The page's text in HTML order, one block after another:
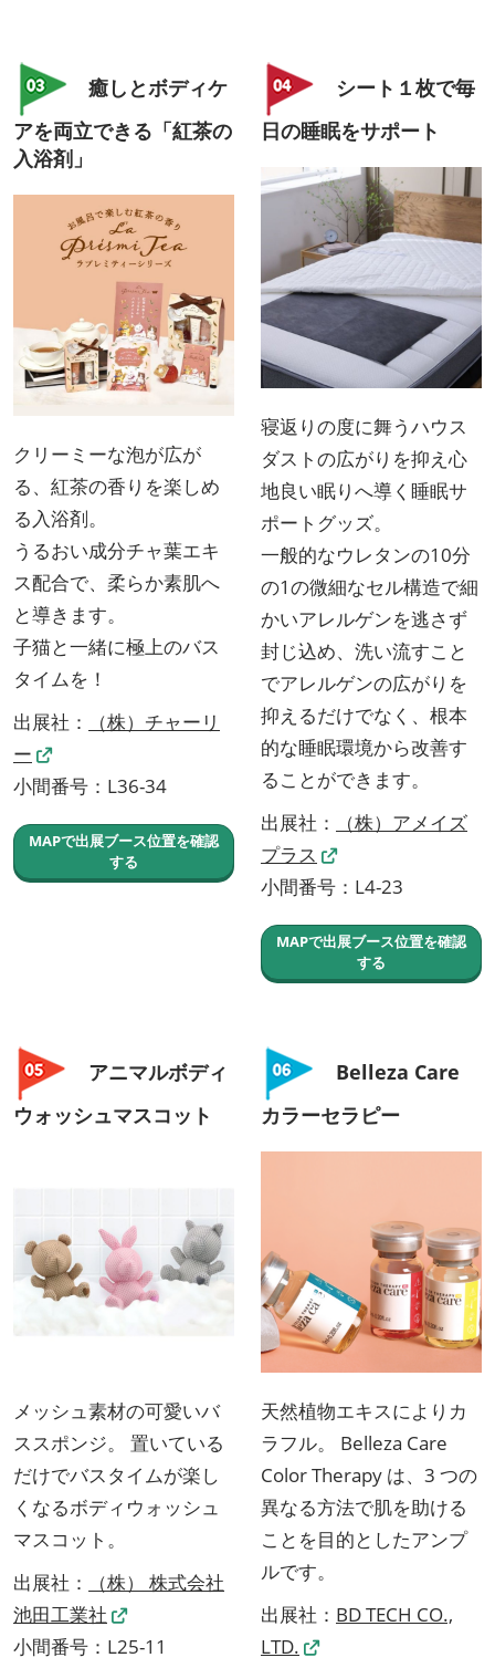
癒しとボディケ
アを両立できる「紅茶の
入浴剤」
クリーミーな泡が広が
る、紅茶の香りを楽しめ
る入浴剤。
うるおい成分チャ葉エキ
ス配合で、柔らか素肌へ
と導きます。
子猫と一緒に極上のバス
タイムを！
出展社：
（株）チャーリ
ー
小間番号：L36-34
MAPで出展ブース位置を確認
する
シート１枚で毎
日の睡眠をサポート
寝返りの度に舞うハウス
ダストの広がりを抑え心
地良い眠りへ導く睡眠サ
ポートグッズ。
一般的なウレタンの10分
の1の微細なセル構造で細
かいアレルゲンを逃さず
封じ込め、洗い流すこと
でアレルゲンの広がりを
抑えるだけでなく、根本
的な睡眠環境から改善す
ることができます。
出展社：
（株）アメイズ
プラス
小間番号：L4-23
MAPで出展ブース位置を確認
する
アニマルボディ
ウォッシュマスコット
メッシュ素材の可愛いバ
ススポンジ。 置いている
だけでバスタイムが楽し
くなるボディウォッシュ
マスコット。
出展社：
（株） 株式会社
池田工業社
小間番号：L25-11
Belleza Care
カラーセラピー
天然植物エキスによりカ
ラフル。 Belleza Care
Color Therapy は、3 つの
異なる方法で肌を助ける
ことを目的としたアンプ
ルです。
出展社： BD TECH CO.,
LTD.